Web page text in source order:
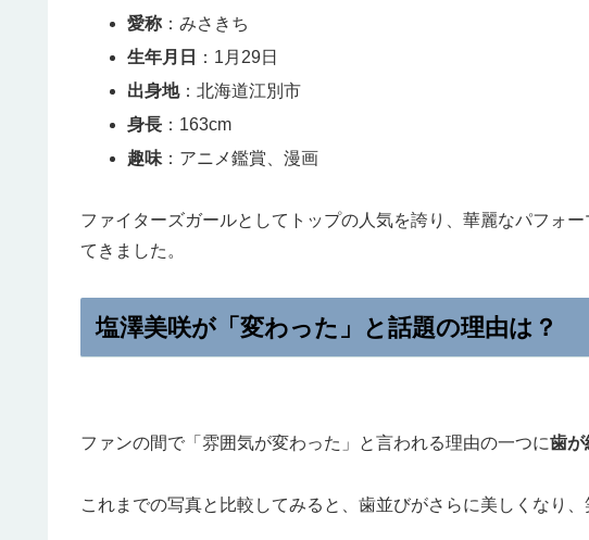
愛称 ：みさきち
生年月日
：1月29日
出身地：北海道江別市
身長 ：163cm
趣味 ：アニメ鑑賞、漫画
ファイターズガールとしてトップの人気を誇り、華麗なパフォ
てきました。
塩澤美咲が「変わった」と話題の理由は？
ファンの間で「雰囲気が変わった」と言われる理由の一つに歯が
これまでの写真と比較してみると、歯並びがさらに美しくなり、